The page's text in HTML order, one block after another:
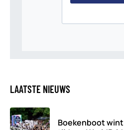
LAATSTE NIEUWS
Boekenboot